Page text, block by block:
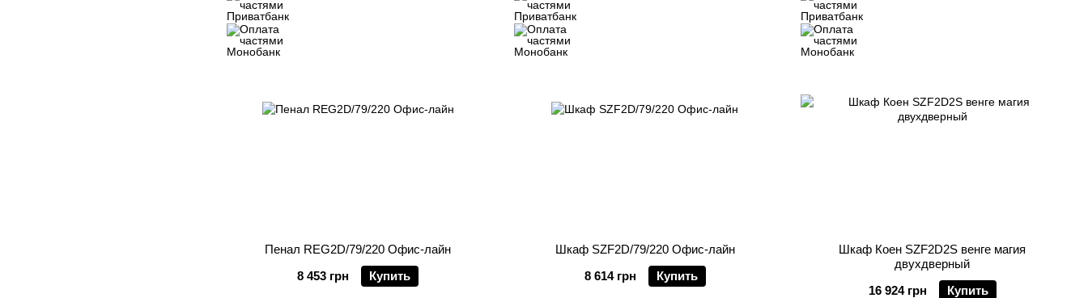
Пенал REG2D/79/220 Офис-лайн
8 453 грн
Купить
Шкаф SZF2D/79/220 Офис-лайн
8 614 грн
Купить
Шкаф Коен SZF2D2S венге магия
двухдверный
16 924 грн
Купить